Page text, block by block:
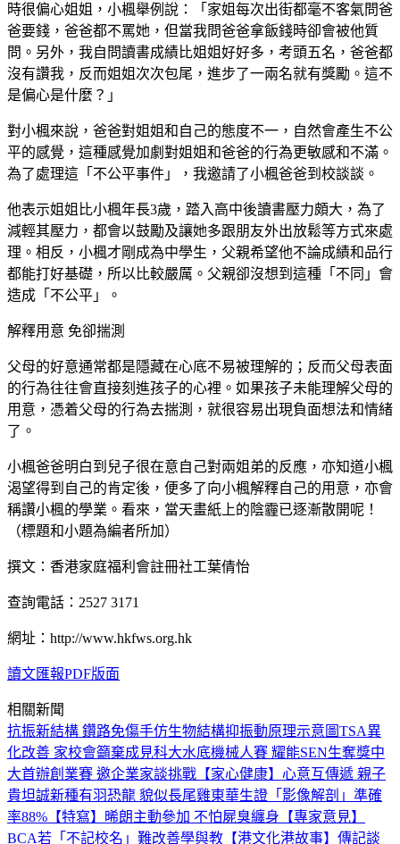
時很偏心姐姐，小楓舉例說：「家姐每次出街都毫不客氣問爸
爸要錢，爸爸都不罵她，但當我問爸爸拿飯錢時卻會被他質
問。另外，我自問讀書成績比姐姐好好多，考頭五名，爸爸都
沒有讚我，反而姐姐次次包尾，進步了一兩名就有獎勵。這不
是偏心是什麼？」
對小楓來說，爸爸對姐姐和自己的態度不一，自然會產生不公
平的感覺，這種感覺加劇對姐姐和爸爸的行為更敏感和不滿。
為了處理這「不公平事件」，我邀請了小楓爸爸到校談談。
他表示姐姐比小楓年長3歲，踏入高中後讀書壓力頗大，為了
減輕其壓力，都會以鼓勵及讓她多跟朋友外出放鬆等方式來處
理。相反，小楓才剛成為中學生，父親希望他不論成績和品行
都能打好基礎，所以比較嚴厲。父親卻沒想到這種「不同」會
造成「不公平」。
解釋用意 免卻揣測
父母的好意通常都是隱藏在心底不易被理解的；反而父母表面
的行為往往會直接刻進孩子的心裡。如果孩子未能理解父母的
用意，憑着父母的行為去揣測，就很容易出現負面想法和情緒
了。
小楓爸爸明白到兒子很在意自己對兩姐弟的反應，亦知道小楓
渴望得到自己的肯定後，便多了向小楓解釋自己的用意，亦會
稱讚小楓的學業。看來，當天畫紙上的陰霾已逐漸散開呢！
（標題和小題為編者所加）
撰文：香港家庭福利會註冊社工葉倩怡
查詢電話：2527 3171
網址：http://www.hkfws.org.hk
讀文匯報PDF版面
相關新聞
抗振新結構 鑽路免傷手仿生物結構抑振動原理示意圖TSA異
化改善 家校會籲棄成見科大水底機械人賽 耀能SEN生奪獎中
大首辦創業賽 邀企業家談挑戰 【家心健康】心意互傳遞 親子
貴坦誠新種有羽恐龍 貌似長尾雞東華生證「影像解剖」準確
率88% 【特寫】晞朗主動參加 不怕屍臭纏身 【專家意見】
BCA若「不記校名」難改善學與教 【港文化港故事】傳記談